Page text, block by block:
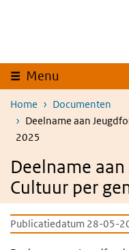
Overslaan en naar de
Menu
Home
Documenten
Deelname aan
2025
Deelname
Cultuur per
Publicatiedatum 28-05-